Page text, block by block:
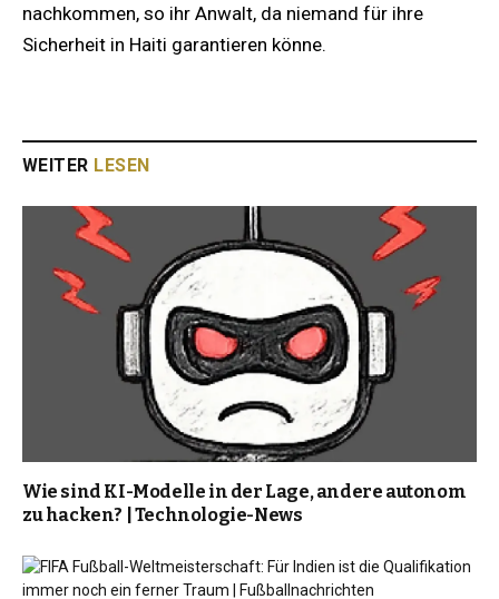
nachkommen, so ihr Anwalt, da niemand für ihre
Sicherheit in Haiti garantieren könne.
WEITER LESEN
Wie sind KI-Modelle in der Lage, andere autonom
zu hacken? | Technologie-News